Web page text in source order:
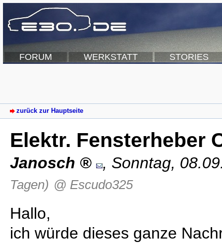
FORUM WERKSTATT STORIES
zurück zur Hauptseite
Elektr. Fensterheber
Janosch , Sonntag,
Tagen) @ Escudo325
Hallo,
ich würde dieses ganze